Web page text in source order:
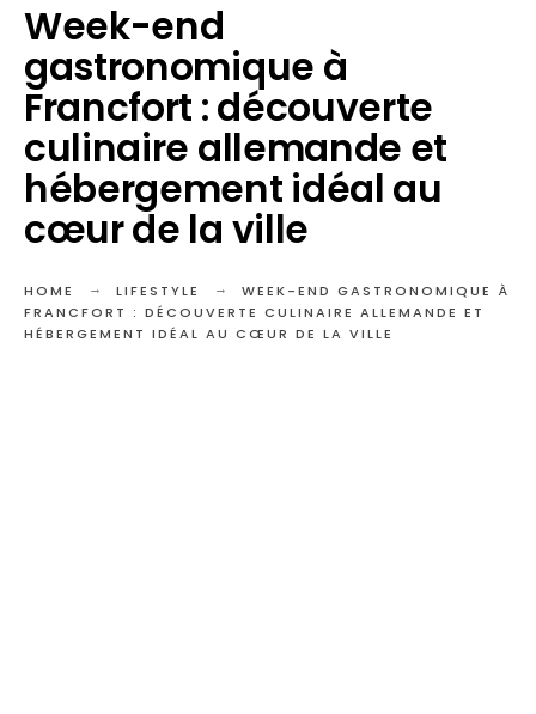
Week-end
gastronomique à
Francfort : découverte
culinaire allemande et
hébergement idéal au
cœur de la ville
HOME LIFESTYLE
WEEK-END GASTRONOMIQUE À
FRANCFORT : DÉCOUVERTE CULINAIRE ALLEMANDE ET
HÉBERGEMENT IDÉAL AU CŒUR DE LA VILLE